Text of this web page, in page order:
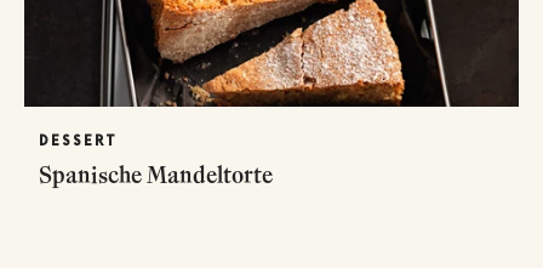
DESSERT
Spanische Mandeltorte